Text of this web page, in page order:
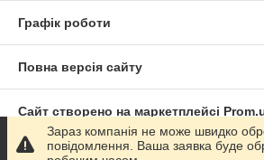
Графік роботи
Повна версія сайту
Сайт створено на маркетплейсі
Політика конфіденційності
Зараз компанія не може швидко
повідомлення. Ваша заявка буде